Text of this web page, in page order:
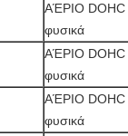
ΑΈΡΙΟ DOHC
φυσικά
ΑΈΡΙΟ DOHC
φυσικά
ΑΈΡΙΟ DOHC
φυσικά